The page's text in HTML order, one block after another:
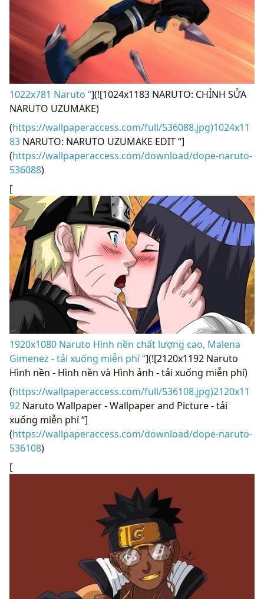
1022x781 Naruto “](![1024x1183 NARUTO: CHỈNH SỬA
NARUTO UZUMAKE)
(https://wallpaperaccess.com/full/536088.jpg)1024x11
83 NARUTO: NARUTO UZUMAKE EDIT “]
(https://wallpaperaccess.com/download/dope-naruto-
536088)
[
1920x1080 Naruto Hình nền chất lượng cao, Malena
Gimenez - tải xuống miễn phí “](![2120x1192 Naruto
Hình nền - Hình nền và Hình ảnh - tải xuống miễn phí)
(https://wallpaperaccess.com/full/536108.jpg)2120x11
92 Naruto Wallpaper - Wallpaper and Picture - tải
xuống miễn phí “]
(https://wallpaperaccess.com/download/dope-naruto-
536108)
[